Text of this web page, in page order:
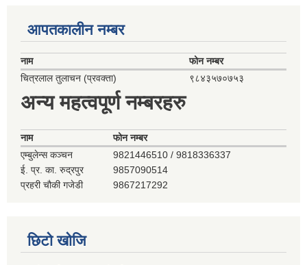
आपतकालीन नम्बर
नाम
फोन नम्बर
चित्रलाल तुलाचन (प्रवक्ता)
९८४३५७०७५३
अन्य महत्वपूर्ण नम्बरहरु
नाम
फोन नम्बर
एम्बुलेन्स कञ्‍चन
9821446510 / 9818336337
ई. प्र. का. रुद्रपुर
9857090514
प्रहरी चौकी गजेडी
9867217292
छिटो खोजि